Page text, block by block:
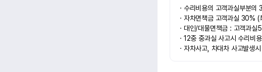
ㆍ수리비용의 고객과실부분
ㆍ자차면책금 고객과실 30%
ㆍ대인/대물면책금 : 고객과
ㆍ12중 중과실 사고시 수리비
ㆍ자차사고, 차대차 사고발생